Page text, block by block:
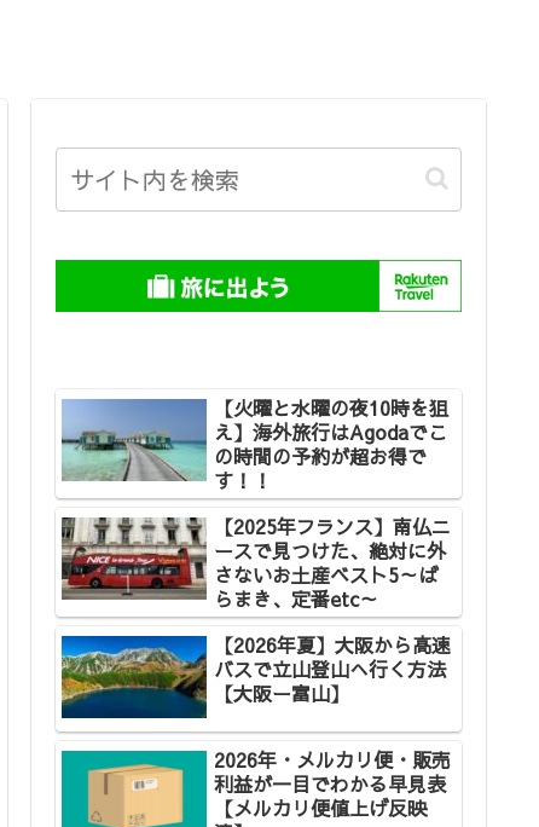
【火曜と水曜の夜10時を狙
え】海外旅行はAgodaでこ
の時間の予約が超お得で
す！！
【2025年フランス】南仏ニ
ースで見つけた、絶対に外
さないお土産ベスト5～ば
らまき、定番etc～
【2026年夏】大阪から高速
バスで立山登山へ行く方法
【大阪ー富山】
2026年・メルカリ便・販売
利益が一目でわかる早見表
【メルカリ便値上げ反映